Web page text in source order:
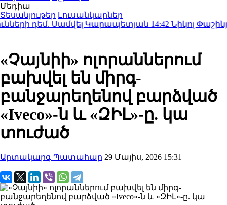
Մեդիա
Տեսանյութեր Լուսանկարներ
դեմ. Սամվել Կարապետյան14:42Նիկոլ
«Չայնիի» ոլորաններում
բախվել են միրգ-
բանջարեղենով բարձված
«Iveco»-ն և «ԶԻԼ»-ը. կա
տուժած
Արտակարգ Պատահար 29 Մայիս, 2026 15:31